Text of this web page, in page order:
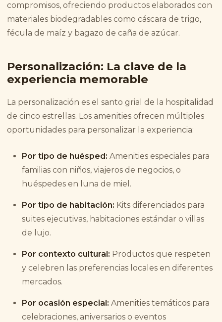
compromisos, ofreciendo productos elaborados con
materiales biodegradables como cáscara de trigo,
fécula de maíz y bagazo de caña de azúcar.
Personalización: La clave de la
experiencia memorable
La personalización es el santo grial de la hospitalidad
de cinco estrellas. Los amenities ofrecen múltiples
oportunidades para personalizar la experiencia:
Por tipo de huésped: Amenities especiales para
familias con niños, viajeros de negocios, o
huéspedes en luna de miel.
Por tipo de habitación: Kits diferenciados para
suites ejecutivas, habitaciones estándar o villas
de lujo.
Por contexto cultural: Productos que respeten
y celebren las preferencias locales en diferentes
mercados.
Por ocasión especial: Amenities temáticos para
celebraciones, aniversarios o eventos